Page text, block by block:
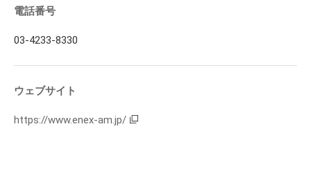
電話番号
03-4233-8330
ウェブサイト
https://www.enex-am.jp/